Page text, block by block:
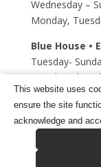
Wednesday –
Monday,
Blue House •
Tuesday-
Monday: closed
Szent Mihály
Tuesday-
Monday: closed
This website uses
ensure the site
acknowledge and